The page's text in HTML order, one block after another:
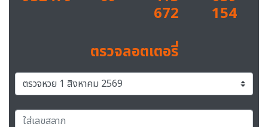
672
154
ตรวจลอตเตอรี่